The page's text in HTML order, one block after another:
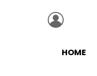
HOME